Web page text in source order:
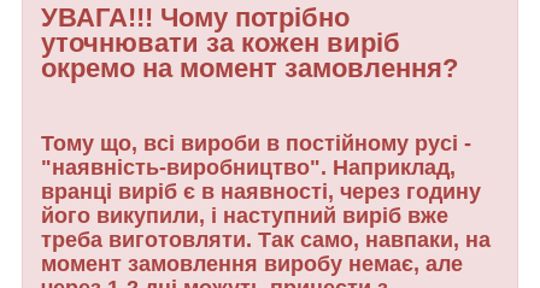
УВАГА!!! Чому потрібно
уточнювати за кожен виріб
окремо на момент замовлення?
Тому що, всі вироби в постійному русі -
"наявність-виробництво". Наприклад,
вранці виріб є в наявності, через годину
його викупили, і наступний виріб вже
треба виготовляти. Так само, навпаки, на
момент замовлення виробу немає, але